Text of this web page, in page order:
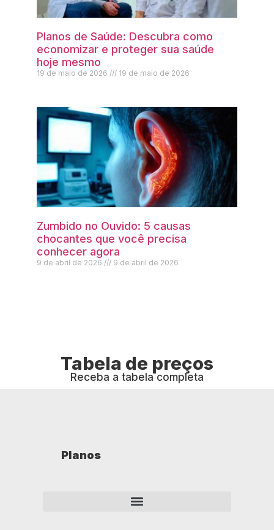
Planos de Saúde: Descubra como
economizar e proteger sua saúde
hoje mesmo
19 de maio de 2026 19 de maio de 2026
Zumbido no Ouvido: 5 causas
chocantes que você precisa
conhecer agora
9 de abril de 2026 9 de abril de 2026
Tabela de preços
Receba a tabela completa
Planos